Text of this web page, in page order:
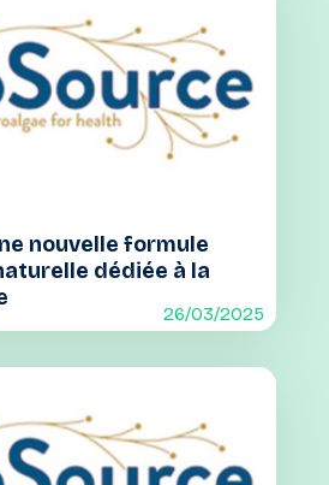
nouvelle formule
dédiée à la
26/03/2025